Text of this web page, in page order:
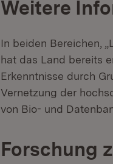
Weitere
In beiden Bereichen,
hat das Land bereits
Erkenntnisse durch
Vernetzung der
von Bio- und
Forschung